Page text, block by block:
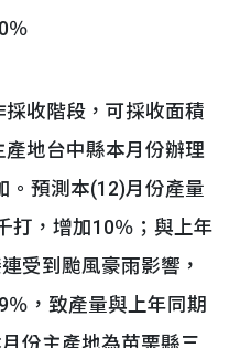
％
收階段，可採收面積
地台中縣本月份辦理
。預測本(12)月份產量
打，增加10％；與上年
受到颱風豪雨影響，
，致產量與上年同期
份主產地為苗栗縣三